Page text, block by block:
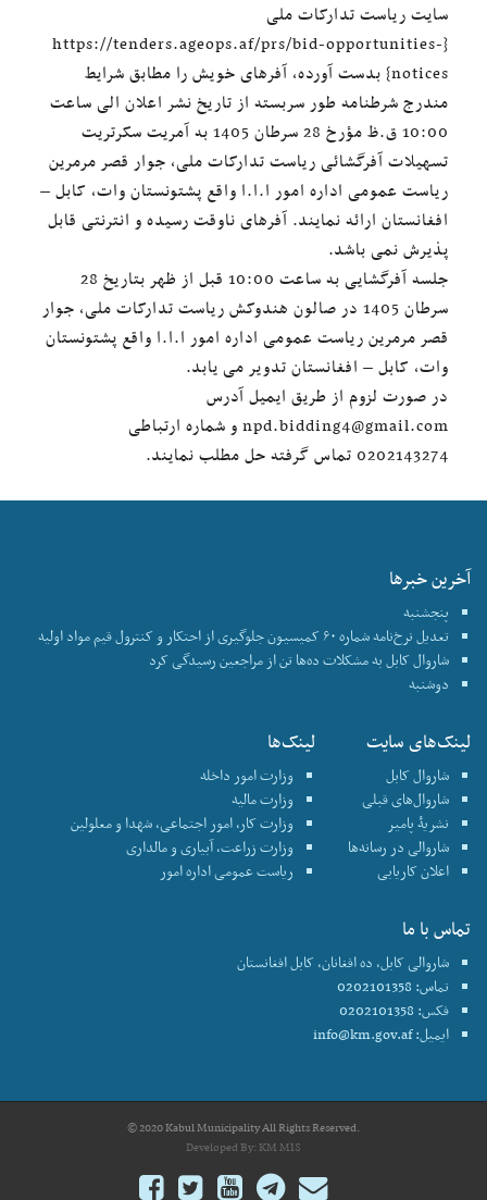
سایت ریاست تدارکات ملی
{https://tenders.ageops.af/prs/bid-opportunities-
notices} بدست آورده، آفرهای خویش را مطابق شرایط
مندرج شرطنامه طور سربسته از تاریخ نشر اعلان الی ساعت
10:00 ق.ظ مؤرخ 28 سرطان 1405 به آمریت سکرتریت
تسهیلات آفرگشائی ریاست تدارکات ملی، جوار قصر مرمرین
ریاست عمومی اداره امور ا.ا.ا واقع پشتونستان وات، کابل –
افغانستان ارائه نمایند. آفرهای ناوقت رسیده و انترنتی قابل
پذیرش نمی باشد.
جلسه آفرگشایی به ساعت 10:00 قبل از ظهر بتاریخ 28
سرطان 1405 در صالون هندوکش ریاست تدارکات ملی، جوار
قصر مرمرین ریاست عمومی اداره امور ا.ا.ا واقع پشتونستان
وات، کابل – افغانستان تدویر می یابد.
در صورت لزوم از طریق ایمیل آدرس
npd.bidding4@gmail.comو شماره ارتباطی
0202143274 تماس گرفته حل مطلب نمایند.
آخرین خبرها
پنجشنبه
تعدیل نرخ‌نامه شماره ۶۰ کمیسیون جلوگیری از احتکار و کنترول قیم مواد اولیه
شاروال کابل به مشکلات ده‌ها تن از مراجعین رسیدگی کرد
دوشنبه
لینک‌های سایت
شاروال کابل
شاروال‌های قبلی
نشریۀ پامیر
شاروالی در رسانه‌ها
اعلان کاریابی
لینک‌ها
وزارت امور داخله
وزارت مالیه
وزارت کار، امور اجتماعی، شهدا و معلولین
وزارت زراعت، آبیاری و مالداری
ریاست عمومی اداره امور
تماس با ما
شاروالی کابل، ده افغانان، کابل افغانستان
تماس: 0202101358
فکس: 0202101358
ایمیل:info@km.gov.af
© 2020 Kabul Municipality All Rights Reserved.
Developed By:KM MIS